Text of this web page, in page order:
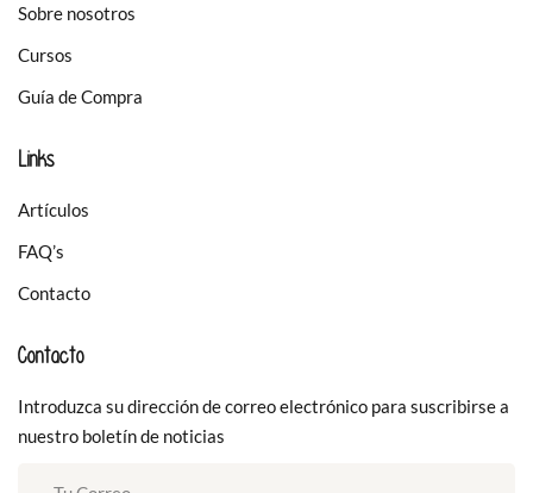
Sobre nosotros
Cursos
Guía de Compra
Links
Artículos
FAQ’s
Contacto
Contacto
Introduzca su dirección de correo electrónico para suscribirse a
nuestro boletín de noticias